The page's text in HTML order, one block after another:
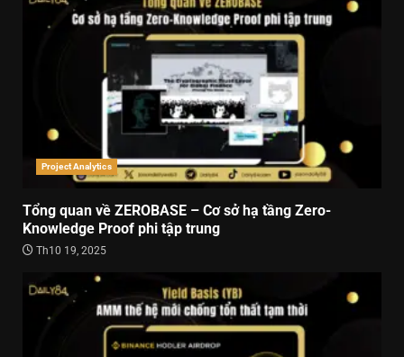
Project Analytics
Tổng quan về ZEROBASE – Cơ sở hạ tầng Zero-
Knowledge Proof phi tập trung
Th10 19, 2025